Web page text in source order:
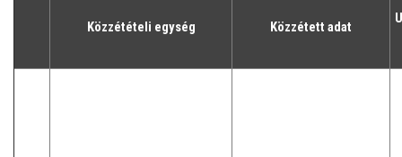
Közzétételi egység Közzétett adat